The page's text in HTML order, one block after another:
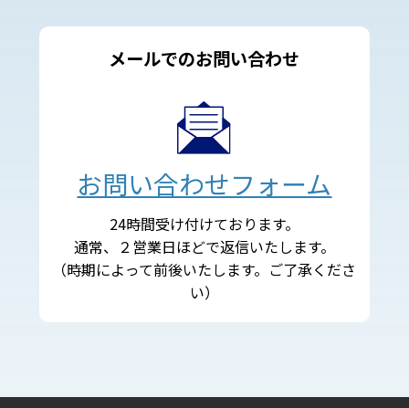
メールでのお問い合わせ
お問い合わせフォーム
24時間受け付けております。
通常、２営業日ほどで返信いたします。
（時期によって前後いたします。ご了承くださ
い）